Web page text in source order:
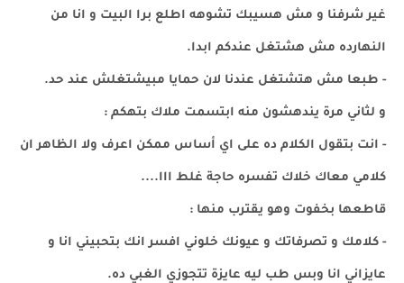
غير شرفنا و مش هسيبك تشوهه اطلع برا البيت و انا من
النهارده مش هشتغل عندكم ابدا.
- طبعا مش هتشتغل عندنا لان حمايا مبيشتغلش عند حد.
و لثاني مرة يندهشون منه ابتسمت ملاك بتهكم :
- انت بتقول الكلام ده على اي أساس ممكن اعرف ولا الظاهر ان
كلامي معاك خلاك تفسره حاجة غلط ااا....
قاطعها بخفوت وهو يقترب منها :
- كلامك و تصرفاتك و عيونك خلوني افسر انك بتحبيني انا و
عايزاني انا وبس طب ليه عايزة تتجوزي الغبي ده.